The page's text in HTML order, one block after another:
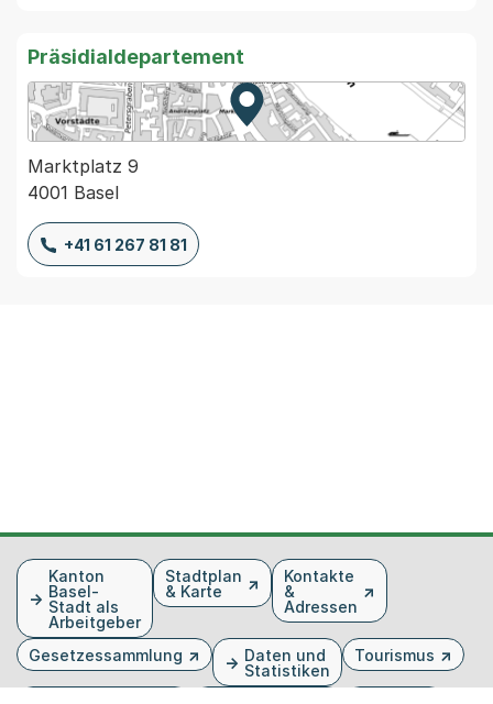
Präsidialdepartement
Zur Karte von MapBS.
Externer Link, wird in einem
Marktplatz 9
4001 Basel
+41 61 267 81 81
FusszeileKanton
Basel-
Stadt als
Arbeitgeber
Stadtplan
& Karte
Kontakte
&
Adressen
Gesetzessammlung
Daten und
Statistiken
Tourismus